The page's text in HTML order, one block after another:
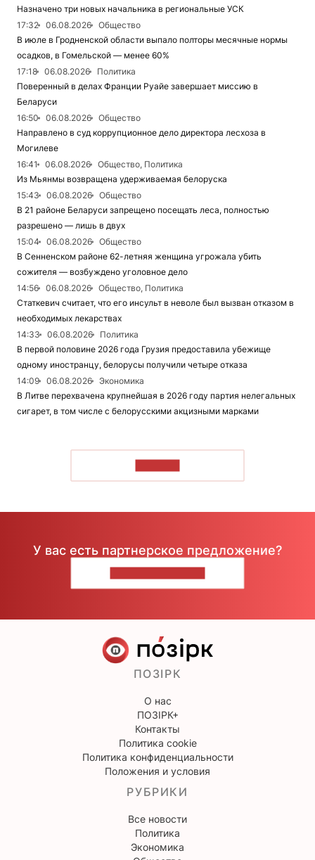
Назначено три новых начальника в региональные УСК
17:32
06.08.2026
Общество
В июле в Гродненской области выпало полторы месячные нормы
осадков, в Гомельской — менее 60%
17:18
06.08.2026
Политика
Поверенный в делах Франции Руайе завершает миссию в
Беларуси
16:50
06.08.2026
Общество
Направлено в суд коррупционное дело директора лесхоза в
Могилеве
16:41
06.08.2026
Общество, Политика
Из Мьянмы возвращена удерживаемая белоруска
15:43
06.08.2026
Общество
В 21 районе Беларуси запрещено посещать леса, полностью
разрешено — лишь в двух
15:04
06.08.2026
Общество
В Сенненском районе 62-летняя женщина угрожала убить
сожителя — возбуждено уголовное дело
14:56
06.08.2026
Общество, Политика
Статкевич считает, что его инсульт в неволе был вызван отказом в
необходимых лекарствах
14:33
06.08.2026
Политика
В первой половине 2026 года Грузия предоставила убежище
одному иностранцу, белорусы получили четыре отказа
14:09
06.08.2026
Экономика
В Литве перехвачена крупнейшая в 2026 году партия нелегальных
сигарет, в том числе с белорусскими акцизными марками
У вас есть партнерское предложение?
ПОЗІРК
О нас
ПОЗІРК+
Контакты
Политика cookie
Политика конфиденциальности
Положения и условия
РУБРИКИ
Все новости
Политика
Экономика